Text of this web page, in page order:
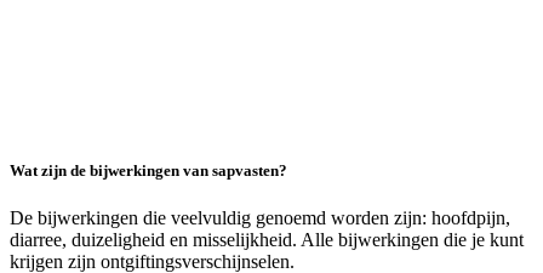
Wat zijn de bijwerkingen van sapvasten?
De bijwerkingen die veelvuldig genoemd worden zijn: hoofdpijn,
diarree, duizeligheid en misselijkheid. Alle bijwerkingen die je kunt
krijgen zijn ontgiftingsverschijnselen.